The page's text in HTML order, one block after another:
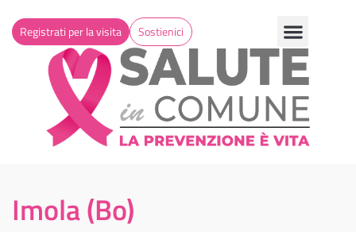
Registrati per la visita Sostienici
Imola (Bo)